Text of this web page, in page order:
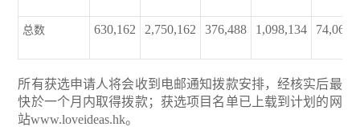
总数 630,162 2,750,162 376,488 1,098,134 74,061
所有获选申请人将会收到电邮通知拨款安排，经核实后最
快於一个月内取得拨款；获选项目名单已上载到计划的网
站www.loveideas.hk。